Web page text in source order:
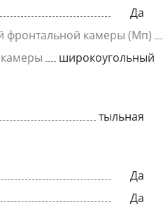
Да
фронтальной камеры (Мп)
широкоугольный
тыльная
Да
Да